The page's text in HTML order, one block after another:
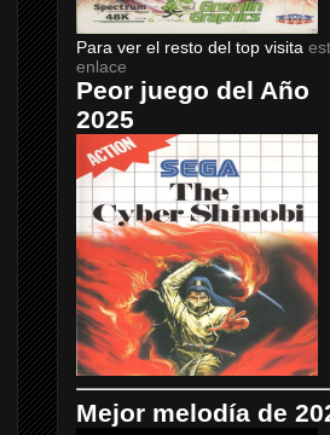
Para ver el resto del top visita
enlace
Peor juego del Año
2025
Mejor melodía de